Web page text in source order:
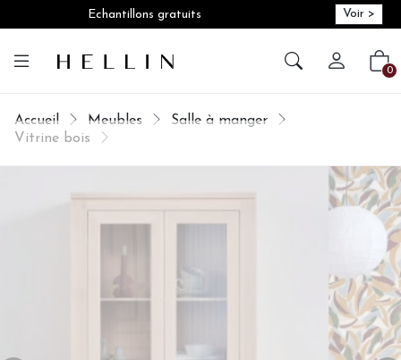
Echantillons gratuits Voir >
Créer 0
Accueil Meubles
Salle à manger
Vitrine bois